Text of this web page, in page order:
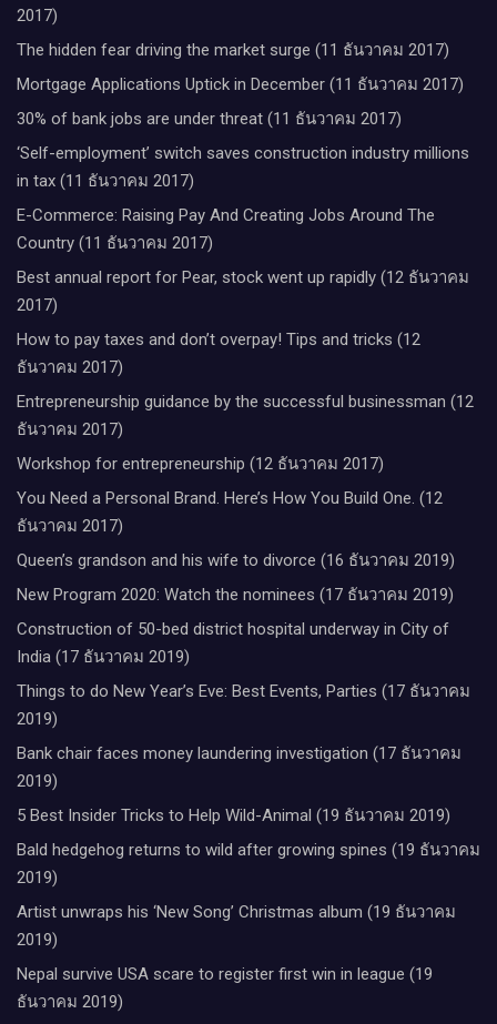
2017)
The hidden fear driving the market surge (11 ธันวาคม 2017)
Mortgage Applications Uptick in December (11 ธันวาคม 2017)
30% of bank jobs are under threat (11 ธันวาคม 2017)
‘Self-employment’ switch saves construction industry millions
in tax (11 ธันวาคม 2017)
E-Commerce: Raising Pay And Creating Jobs Around The
Country (11 ธันวาคม 2017)
Best annual report for Pear, stock went up rapidly (12 ธันวาคม
2017)
How to pay taxes and don’t overpay! Tips and tricks (12
ธันวาคม 2017)
Entrepreneurship guidance by the successful businessman (12
ธันวาคม 2017)
Workshop for entrepreneurship (12 ธันวาคม 2017)
You Need a Personal Brand. Here’s How You Build One. (12
ธันวาคม 2017)
Queen’s grandson and his wife to divorce (16 ธันวาคม 2019)
New Program 2020: Watch the nominees (17 ธันวาคม 2019)
Construction of 50-bed district hospital underway in City of
India (17 ธันวาคม 2019)
Things to do New Year’s Eve: Best Events, Parties (17 ธันวาคม
2019)
Bank chair faces money laundering investigation (17 ธันวาคม
2019)
5 Best Insider Tricks to Help Wild-Animal (19 ธันวาคม 2019)
Bald hedgehog returns to wild after growing spines (19 ธันวาคม
2019)
Artist unwraps his ‘New Song’ Christmas album (19 ธันวาคม
2019)
Nepal survive USA scare to register first win in league (19
ธันวาคม 2019)